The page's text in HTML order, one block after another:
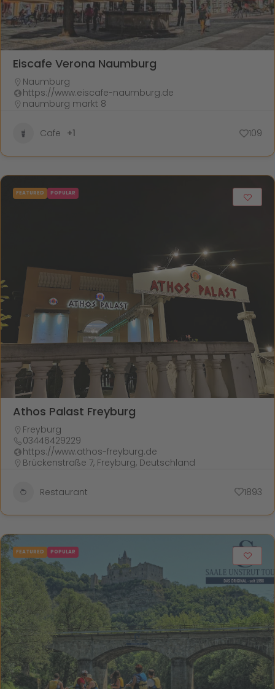
Eiscafe Verona Naumburg
Naumburg
https://www.eiscafe-naumburg.de
naumburg markt 8
Cafe +1 109
FEATURED POPULAR
Athos Palast Freyburg
Freyburg
03446429229
https://www.athos-freyburg.de
Brückenstraße 7, Freyburg, Deutschland
Restaurant 1893
FEATURED POPULAR